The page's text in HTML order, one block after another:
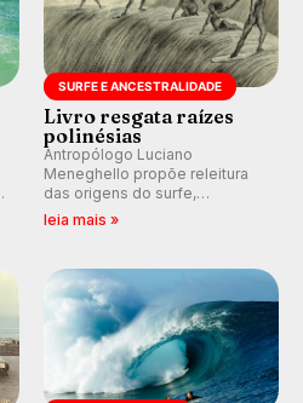
SURFE E ANCESTRALIDADE
Livro resgata raízes
polinésias
Antropólogo Luciano
Meneghello propõe releitura
das origens do surfe,
resgatando a cultura polinésia
e questionando a visão
prática em esporte e indústria.
leia mais »